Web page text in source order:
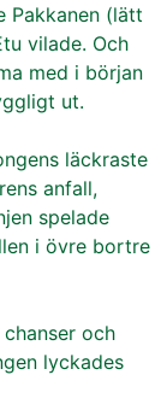
Pakkanen (lätt
vilade. Och
med i början
ut.
läckraste
anfall,
spelade
i övre bortre
och
lyckades